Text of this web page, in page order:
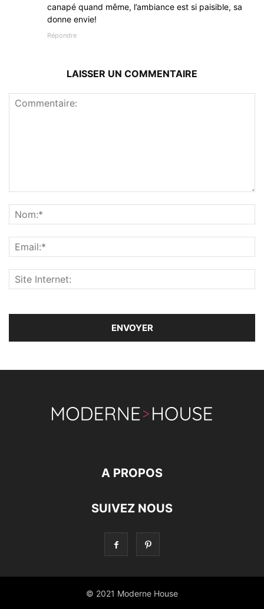
canapé quand même, l’ambiance est si paisible, sa
donne envie!
Répondre
LAISSER UN COMMENTAIRE
A PROPOS
SUIVEZ NOUS
© 2021 Moderne House